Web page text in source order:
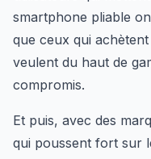
smartphone pliable
que ceux qui
veulent du haut de
compromis.
Et puis, avec des
qui poussent fort sur